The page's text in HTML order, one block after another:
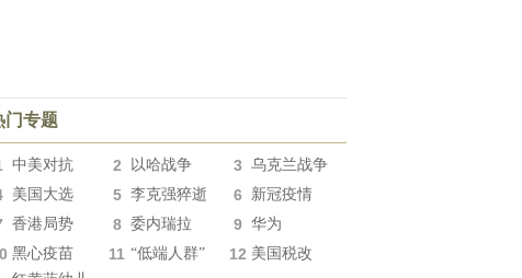
门专题
中美对抗 2 以哈战争 3 乌克兰战争
美国大选 5 李克强猝逝 6 新冠疫情
香港局势 8 委内瑞拉 9 华为
黑心疫苗 11 “低端人群” 12 美国税改